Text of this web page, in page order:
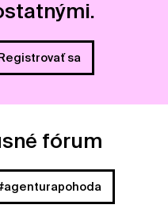
Registrovať sa
fórum